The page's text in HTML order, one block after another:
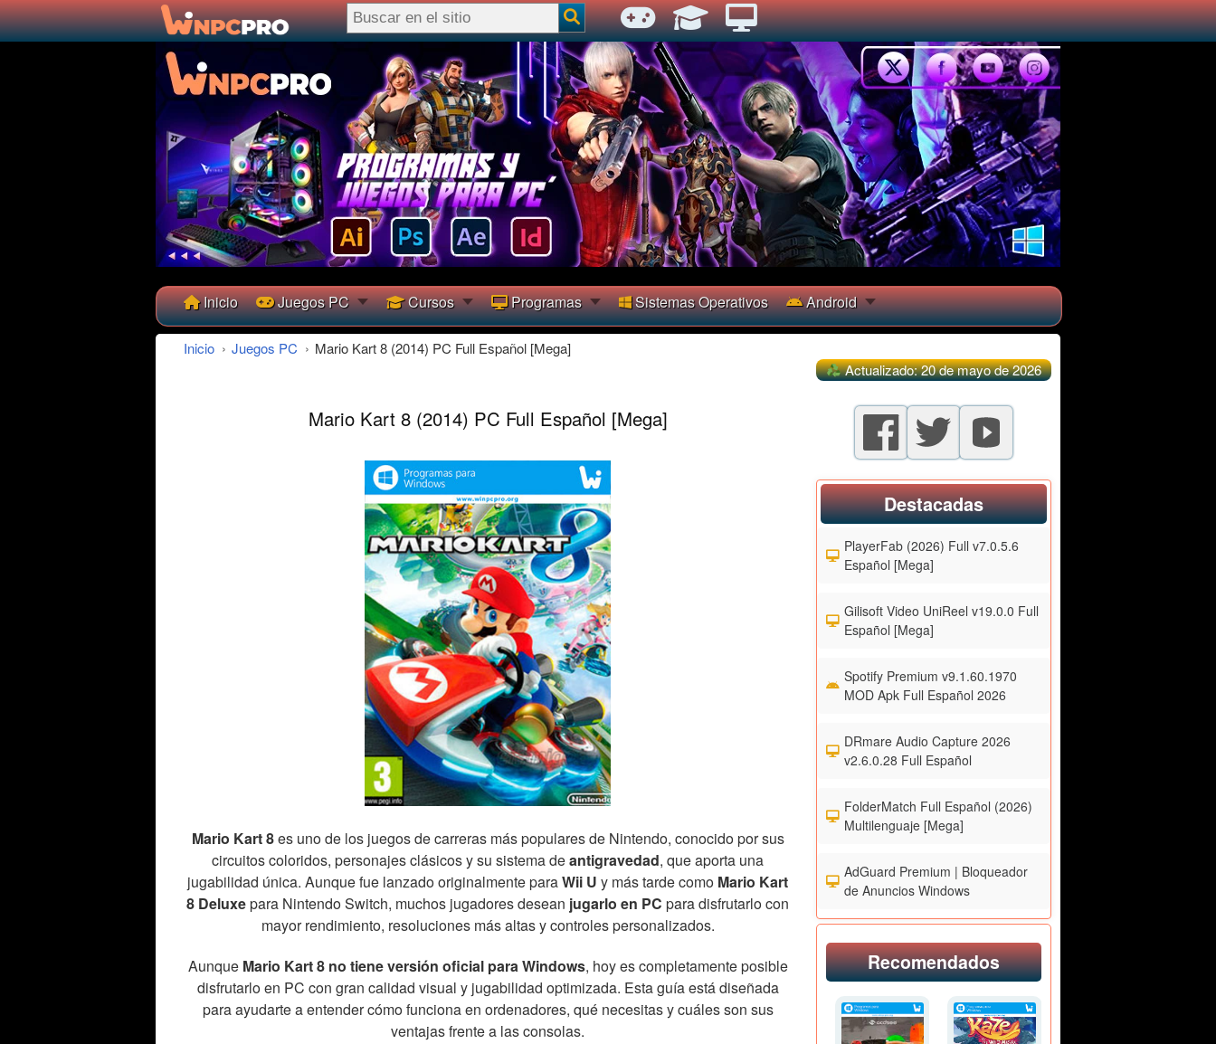
Inicio Juegos PC Cursos Programas Sistemas Operativos Android
Inicio › Juegos PC › Mario Kart 8 (2014) PC Full Español [Mega]
Mario Kart 8 (2014) PC Full Español [Mega]
Mario Kart 8es uno de los juegos de carreras más populares de Nintendo, conocido por sus
circuitos coloridos, personajes clásicos y su sistema deantigravedad, que aporta una
jugabilidad única. Aunque fue lanzado originalmente paraWii U y más tarde como Mario Kart
8 Deluxepara Nintendo Switch, muchos jugadores desean jugarlo en PC para disfrutarlo con
mayor rendimiento, resoluciones más altas y controles personalizados.
Aunque Mario Kart 8 no tiene versión oficial para Windows, hoy es completamente posible
disfrutarlo en PC con gran calidad visual y jugabilidad optimizada. Esta guía está diseñada
para ayudarte a entender cómo funciona en ordenadores, qué necesitas y cuáles son sus
ventajas frente a las consolas.
Actualizado: 20 de mayo de 2026
Destacadas
PlayerFab (2026) Full v7.0.5.6
Español [Mega]
Gilisoft Video UniReel v19.0.0 Full
Español [Mega]
Spotify Premium v9.1.60.1970
MOD Apk Full Español 2026
DRmare Audio Capture 2026
v2.6.0.28 Full Español
FolderMatch Full Español (2026)
Multilenguaje [Mega]
AdGuard Premium | Bloqueador
de Anuncios Windows
Recomendados